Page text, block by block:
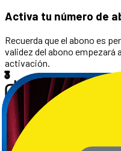
Activa tu número de
Recuerda que el abono es
validez del abono empezará
activación.
3
Consulta la